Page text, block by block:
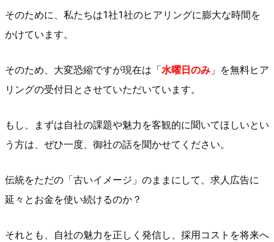
そのために、私たちは1社1社のヒアリングに膨大な時間を
かけています。
そのため、大変恐縮ですが現在は「 水曜日のみ 」を無料ヒア
リングの受付日とさせていただいています。
もし、まずは自社の課題や魅力を客観的に聞いてほしいとい
う方は、ぜひ一度、御社の話を聞かせてください。
伝統をただの「古いイメージ」のままにして、求人広告に
延々とお金を使い続けるのか？
それとも、自社の魅力を正しく発信し、採用コストを将来へ